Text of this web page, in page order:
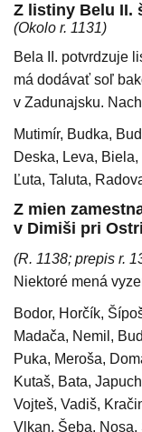
Z listiny Belu II.
(Okolo r. 1131)
Bela II. potvrdzuje
má dodávať soľ
v Zadunajsku.
Mutimír, Budka,
Deska, Leva,
Ľuta, Taluta,
Z mien
v Dimiši pri
(R. 1138; prepis r.
Niektoré mená
Bodor, Horčík,
Madača, Nemil,
Puka, Meroša,
Kutaš, Bata,
Vojteš, Vadiš,
Vlkan, Šeba, Nosa,